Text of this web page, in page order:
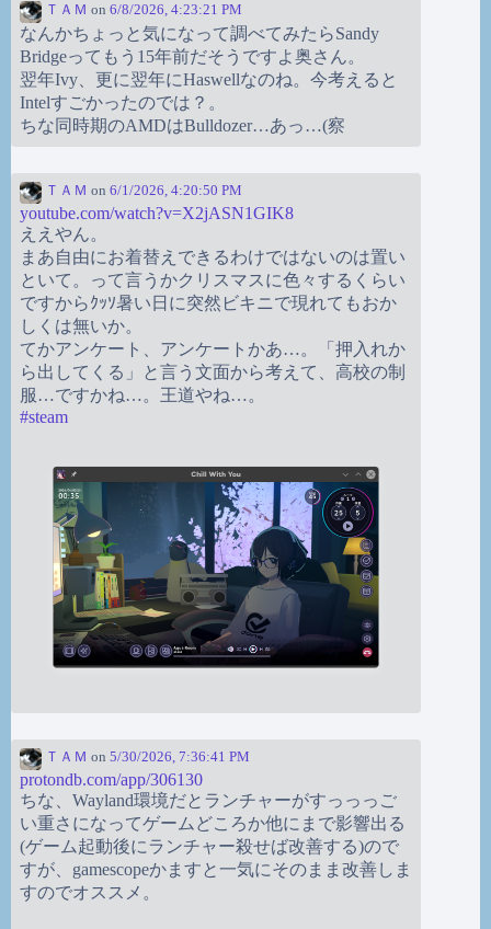
ＴＡＭ on 6/8/2026, 4:23:21 PM
なんかちょっと気になって調べてみたらSandy
Bridgeってもう15年前だそうですよ奥さん。
翌年Ivy、更に翌年にHaswellなのね。今考えると
Intelすごかったのでは？。
ちな同時期のAMDはBulldozer…あっ…(察
ＴＡＭ on 6/1/2026, 4:20:50 PM
youtube.com/watch?v=X2jASN1GIK8
ええやん。
まあ自由にお着替えできるわけではないのは置い
といて。って言うかクリスマスに色々するくらい
ですからｸｯｿ暑い日に突然ビキニで現れてもおか
しくは無いか。
てかアンケート、アンケートかあ…。「押入れか
ら出してくる」と言う文面から考えて、高校の制
服…ですかね…。王道やね…。
#steam
ＴＡＭ on 5/30/2026, 7:36:41 PM
protondb.com/app/306130
ちな、Wayland環境だとランチャーがすっっっご
い重さになってゲームどころか他にまで影響出る
(ゲーム起動後にランチャー殺せば改善する)ので
すが、gamescopeかますと一気にそのまま改善しま
すのでオススメ。